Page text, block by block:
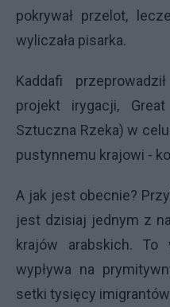
pokrywał przelot,
wyliczała pisarka.
Kaddafi
projekt irygacji,
Sztuczna Rzeka) w
pustynnemu krajowi -
A jak jest obecnie?
jest dzisiaj jednym z
krajów arabskich. To
wypływa na
setki tysięcy